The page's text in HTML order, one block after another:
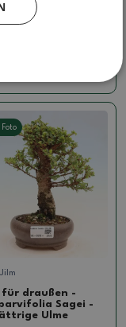
Sagei -
Ulme
Foto
für draußen -
Sagei -
Ulme